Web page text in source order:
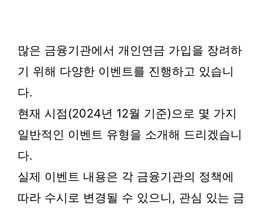
많은 금융기관에서 개인연금 가입을 장려하
기 위해 다양한 이벤트를 진행하고 있습니
다.
현재 시점(2024년 12월 기준)으로 몇 가지
일반적인 이벤트 유형을 소개해 드리겠습니
다.
실제 이벤트 내용은 각 금융기관의 정책에
따라 수시로 변경될 수 있으니, 관심 있는 금